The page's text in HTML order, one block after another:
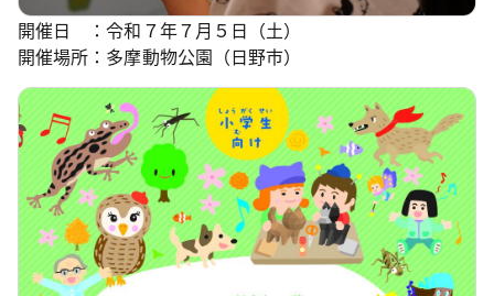
開催日 ：令和７年７月５日（土）
開催場所：多摩動物公園（日野市）